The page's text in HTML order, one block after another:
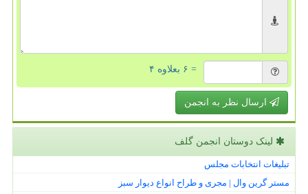
= ۶ بعلاوه ۴
ارسال نظر به انجمن
لینک دوستان انجمن گلف
تبلیغات انتخابات مجلس
مستر گرین وال | مجری و طراح انواع دیوار سبز